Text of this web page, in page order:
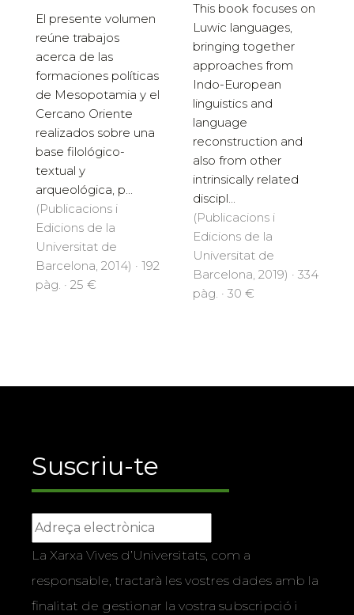
El presente volumen
reúne trabajos
acerca de las
formaciones po­líticas
de Mesopotamia y el
Cercano Oriente
realizados sobre una
base filológico-
textual y
arqueológica, p...
(Publicacions i
Edicions de la
Universitat de
Barcelona, 2014) · 192
pàg. · 25 €
This book focuses on
Luwic languages,
bringing together
approaches from
Indo-European
linguistics and
language
reconstruction and
also from other
intrinsically related
discipl...
(Publicacions i
Edicions de la
Universitat de
Barcelona, 2019) · 334
pàg. · 30 €
Suscriu-te
La Xarxa Vives d’Universitats, com a
responsable, tractarà les vostres dades amb la
finalitat de gestionar la vostra subscripció i